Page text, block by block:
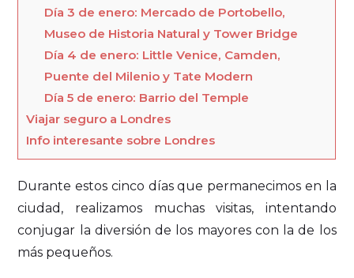
Día 3 de enero: Mercado de Portobello,
Museo de Historia Natural y Tower Bridge
Día 4 de enero: Little Venice, Camden,
Puente del Milenio y Tate Modern
Día 5 de enero: Barrio del Temple
Viajar seguro a Londres
Info interesante sobre Londres
Durante estos cinco días que permanecimos en la
ciudad, realizamos muchas visitas, intentando
conjugar la diversión de los mayores con la de los
más pequeños.